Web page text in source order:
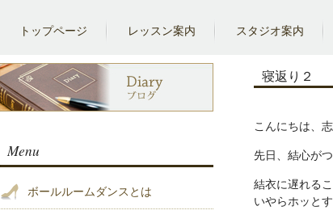
トップページ レッスン案内 スタジオ案内
寝返り２
こんにちは、
先日、結心が
結衣に遅れる
いやらホッと
Menu
ボールルームダンスとは